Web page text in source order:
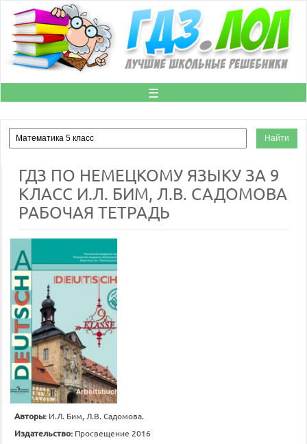
☰
ГДЗ ПО НЕМЕЦКОМУ ЯЗЫКУ ЗА 9
КЛАСС И.Л. БИМ, Л.В. САДОМОВА
РАБОЧАЯ ТЕТРАДЬ
Авторы: И.Л. Бим, Л.В. Садомова.
Издательство: Просвещение 2016